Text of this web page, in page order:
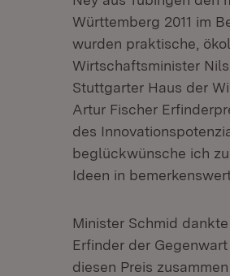
Württemberg 2011 im
wurden praktische,
Wirtschaftsminister
Stuttgarter Haus der
Artur Fischer
des
beglückwünsche ich
Ideen in
Minister Schmid
Erfinder der
diesen Preis